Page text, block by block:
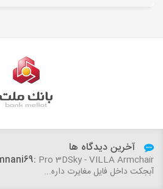
آخرین دیدگاه ها
آبجکت داخل فایل مغایرت داره...
woundedtiger1234: درود این نسخه 7 برای مکس 2025 هم جوابه؟...